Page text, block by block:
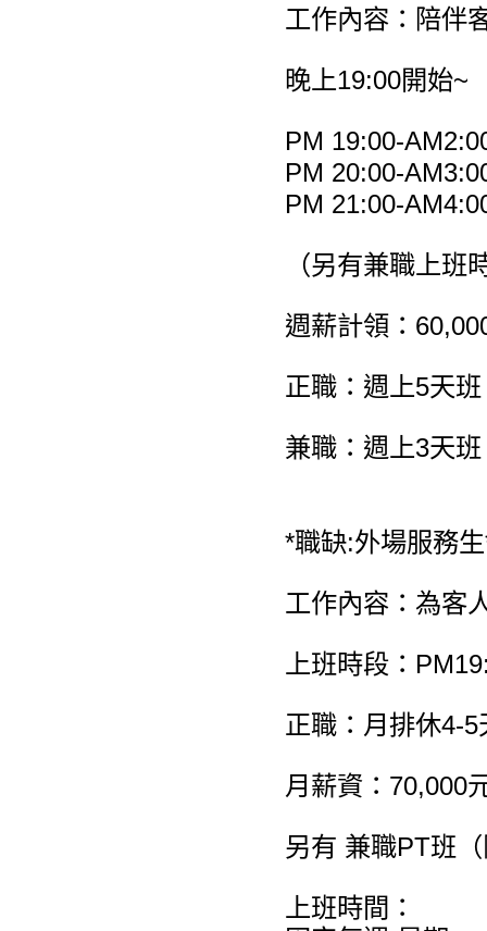
工作內容：陪伴
晚上19:00開始~
PM 19:00-
PM 20:00-
PM 21:00-
（另有兼職上班
週薪計領：
正職：週上5天
兼職：週上3天
*職缺:外場服務
工作內容：為客
上班時段：
正職：月排休4-
月薪資：70,000
另有 兼職PT班
上班時間：